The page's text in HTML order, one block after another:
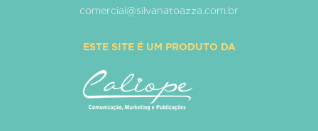
comercial@silvanatoazza.com.br
ESTE SITE É UM PRODUTO DA